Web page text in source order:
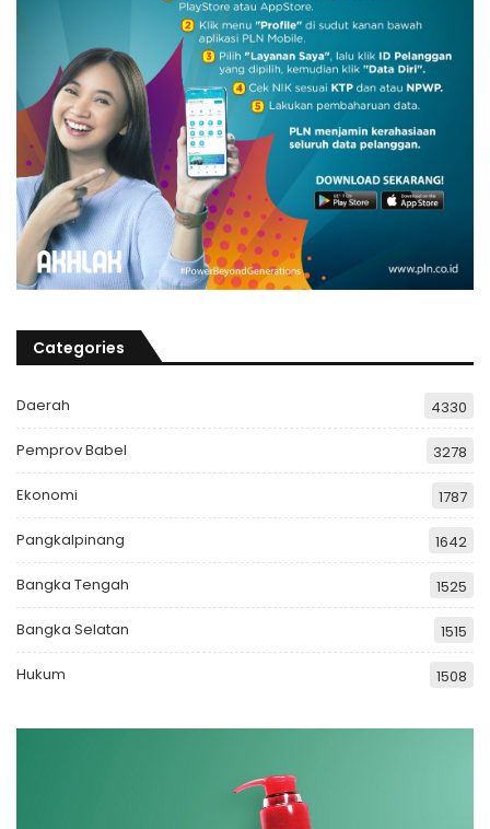
Categories
Daerah 4330
Pemprov Babel 3278
Ekonomi 1787
Pangkalpinang 1642
Bangka Tengah 1525
Bangka Selatan 1515
Hukum 1508